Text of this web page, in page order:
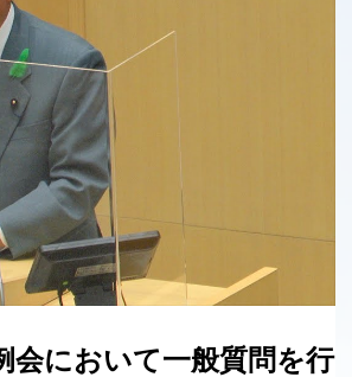
において一般質問を行